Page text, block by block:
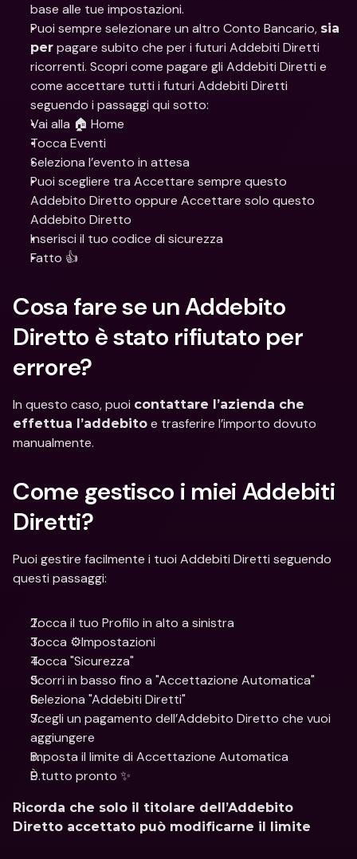
base alle tue impostazioni.
Puoi sempre selezionare un altro Conto Bancario, sia
per pagare subito che per i futuri Addebiti Diretti
ricorrenti. Scopri come pagare gli Addebiti Diretti e
come accettare tutti i futuri Addebiti Diretti
seguendo i passaggi qui sotto:
Vai alla 🏠 Home
Tocca Eventi
Seleziona l’evento in attesa
Puoi scegliere tra Accettare sempre questo
Addebito Diretto oppure Accettare solo questo
Addebito Diretto
Inserisci il tuo codice di sicurezza
Fatto 👍
Cosa fare se un Addebito
Diretto è stato rifiutato per
errore?
In questo caso, puoi contattare l’azienda che
effettua l’addebito e trasferire l’importo dovuto
manualmente.
Come gestisco i miei Addebiti
Diretti?
Puoi gestire facilmente i tuoi Addebiti Diretti seguendo
questi passaggi:
Tocca il tuo Profilo in alto a sinistra
Tocca ⚙️Impostazioni
Tocca "Sicurezza"
Scorri in basso fino a "Accettazione Automatica"
Seleziona "Addebiti Diretti"
Scegli un pagamento dell’Addebito Diretto che vuoi
aggiungere
Imposta il limite di Accettazione Automatica
È tutto pronto ✨
Ricorda che solo il titolare dell’Addebito
Diretto accettato può modificarne il limite